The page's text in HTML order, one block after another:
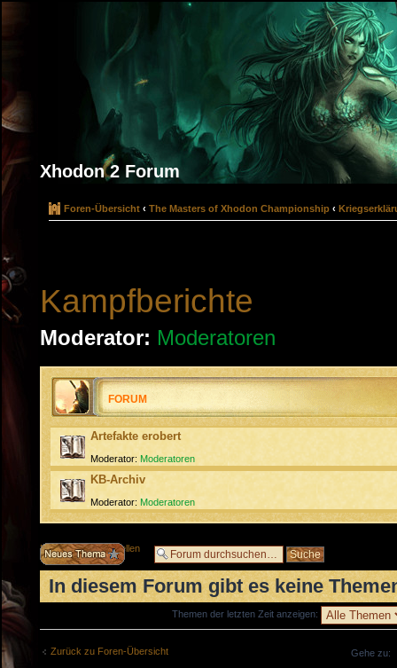
Xhodon 2 Forum
Foren-Übersicht ‹ The Masters of Xhodon Championship ‹
Kampfberichte
Moderator: Moderatoren
FORUM
Artefakte erobert
Moderator: Moderatoren
KB-Archiv
Moderator: Moderatoren
Neues Thema erstellen
In diesem Forum gibt es keine
Themen der letzten Zeit anzeigen:
Zurück zu Foren-Übersicht Gehe zu: